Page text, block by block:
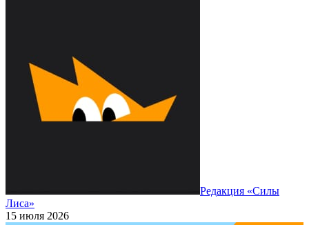
Редакция «Силы
Лиса»
15 июля 2026